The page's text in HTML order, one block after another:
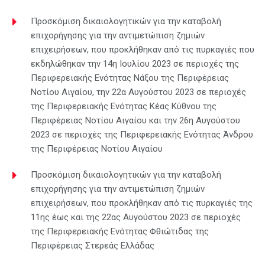
Προσκόμιση δικαιολογητικών για την καταβολή
επιχορήγησης για την αντιμετώπιση ζημιών
επιχειρήσεων, που προκλήθηκαν από τις πυρκαγιές που
εκδηλώθηκαν την 14η Ιουλίου 2023 σε περιοχές της
Περιφερειακής Ενότητας Νάξου της Περιφέρειας
Νοτίου Αιγαίου, την 22α Αυγούστου 2023 σε περιοχές
της Περιφερειακής Ενότητας Κέας Κύθνου της
Περιφέρειας Νοτίου Αιγαίου και την 26η Αυγούστου
2023 σε περιοχές της Περιφερειακής Ενότητας Άνδρου
της Περιφέρειας Νοτίου Αιγαίου
Προσκόμιση δικαιολογητικών για την καταβολή
επιχορήγησης για την αντιμετώπιση ζημιών
επιχειρήσεων, που προκλήθηκαν από τις πυρκαγιές της
11ης έως και της 22ας Αυγούστου 2023 σε περιοχές
της Περιφερειακής Ενότητας Φθιώτιδας της
Περιφέρειας Στερεάς Ελλάδας